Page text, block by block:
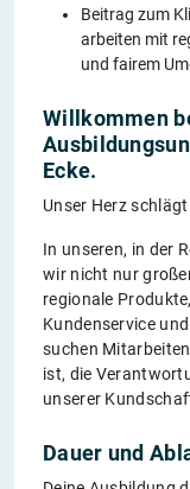
Beitrag zum
arbeiten mit
und fairem
Willkommen
Ecke.
Unser Herz
In unseren, in der
wir nicht nur
regionale
Kundenservice
suchen
ist, die
unserer
Dauer und